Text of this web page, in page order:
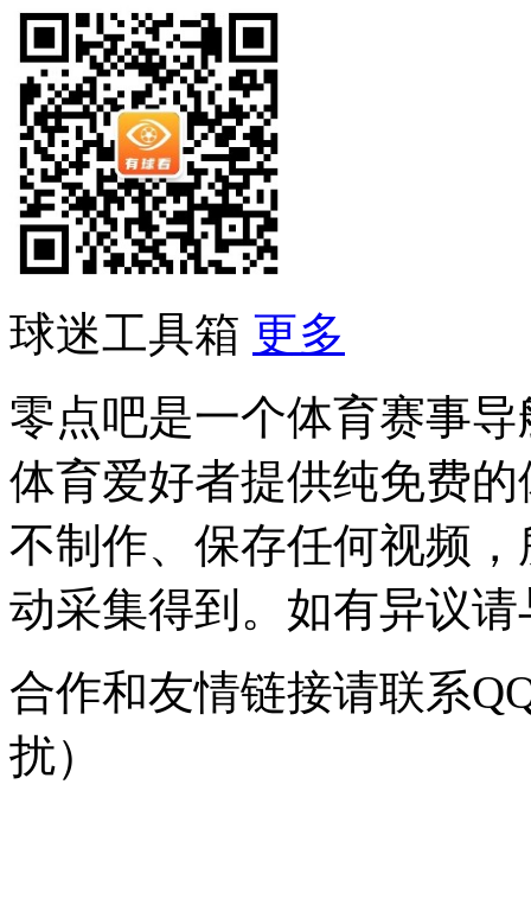
球迷工具箱 更多
零点吧是一个体育赛事
体育爱好者提供纯免费
不制作、保存任何视频
动采集得到。如有异议
合作和友情链接请联系
扰）